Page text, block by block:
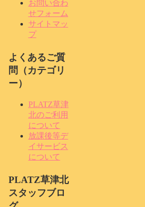
お問い合わ
せフォーム
サイトマッ
プ
よくあるご質
問（カテゴリ
ー）
PLATZ草津
北のご利用
について
放課後等デ
イサービス
について
PLATZ草津北
スタッフブロ